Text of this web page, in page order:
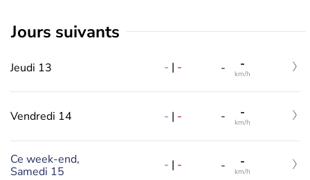
jours suivants
Jeudi 13 - | - - -
km/h
Vendredi 14 - | - - -
km/h
Ce week-end,
Samedi 15
- | - - -
km/h